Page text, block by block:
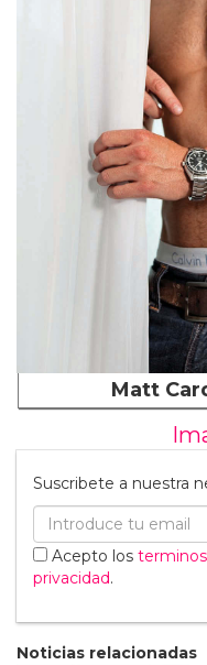
Matt
Suscribete a nuestra
Acepto los
privacidad.
Noticias relacionadas